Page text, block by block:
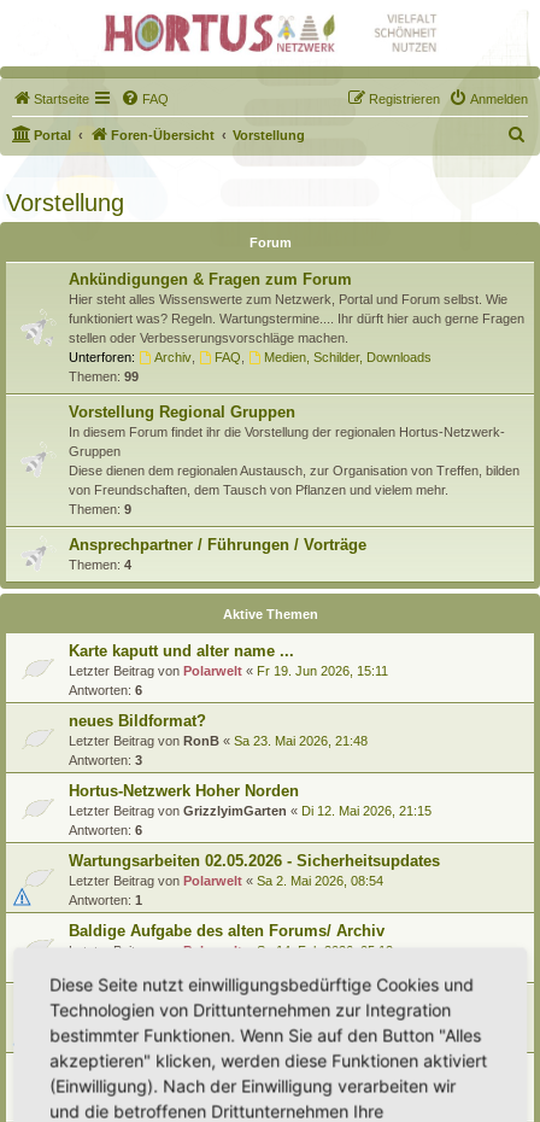
Startseite FAQ Anmelden
Registrieren
Portal Foren-Übersicht Vorstellung
u
h
Vorstellung
Forum
Ankündigungen & Fragen zum Forum
Hier steht alles Wissenswerte zum Netzwerk, Portal und Forum selbst. Wie
funktioniert was? Regeln. Wartungstermine.... Ihr dürft hier auch gerne Fragen
stellen oder Verbesserungsvorschläge machen.
Unterforen:
Archiv, FAQ
Medien, Schilder, Downloads
Themen: 99
Vorstellung Regional Gruppen
In diesem Forum findet ihr die Vorstellung der regionalen Hortus-Netzwerk-
Gruppen
Diese dienen dem regionalen Austausch, zur Organisation von Treffen, bilden
von Freundschaften, dem Tausch von Pflanzen und vielem mehr.
Themen: 9
Ansprechpartner / Führungen / Vorträge
Themen: 4
Aktive Themen
Karte kaputt und alter name ...
Letzter Beitrag von Polarwelt « Fr 19. Jun 2026, 15:11
Antworten: 6
neues Bildformat?
Letzter Beitrag von RonB « Sa 23. Mai 2026, 21:48
Antworten: 3
Hortus-Netzwerk Hoher Norden
Letzter Beitrag von GrizzlyimGarten « Di 12. Mai 2026, 21:15
Antworten: 6
Wartungsarbeiten 02.05.2026 - Sicherheitsupdates
Letzter Beitrag von Polarwelt « Sa 2. Mai 2026, 08:54
Antworten: 1
Baldige Aufgabe des alten Forums/ Archiv
Letzter Beitrag von Polarwelt
Sa 14. Feb 2026, 05:12
FAQ: Erläuterung Forensymbole
Letzter Beitrag von Polarwelt «Di 10. Feb 2026, 06:05
Antworten:2
Ausfall Hortus-Netzwerk heute Morgen 09.02.2026
Letzter Beitrag vonPolarwelt «Mo 9. Feb 2026, 22:08
Antworten:2
Diese Seite nutzt einwilligungsbedürftige Cookies und
Technologien von Drittunternehmen zur Integration
bestimmter Funktionen. Wenn Sie auf den Button "Alles
akzeptieren" klicken, werden diese Funktionen aktiviert
(Einwilligung). Nach der Einwilligung verarbeiten wir
und die betroffenen Drittunternehmen Ihre